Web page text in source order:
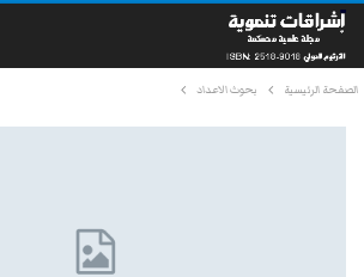
الصفحة الرئيسية بحوث الاعداد